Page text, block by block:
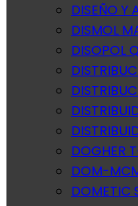
DISEÑO Y
DISMOL
DISOPOL
DOGHER
DOM-
DOMETIC